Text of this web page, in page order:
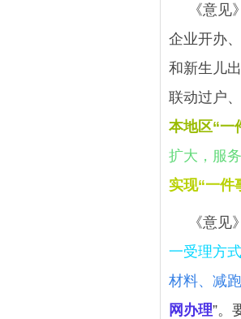
《意
企业开办
和新生儿
联动过户
本地区“一
扩大，服
实现“一件
《意见
一受理方
材料、减
网办理”。